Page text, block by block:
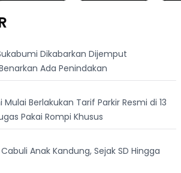
"Bang Messi"
Dikabarkan Dijemput
Ada Penindakan
Berlakukan Tarif Parkir Resmi di 13
Pakai Rompi Khusus
Anak Kandung, Sejak SD Hingga